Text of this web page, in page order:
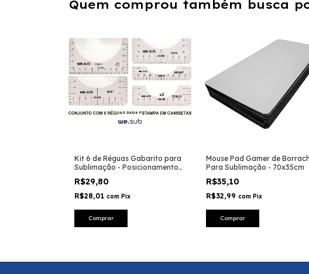
Quem comprou também busca
Kit 6 de Réguas Gabarito para
Sublimação - Posicionamento
Alinhada
R$29,80
R$28,01 com Pix
Mouse Pad Gamer de
Para Sublimação - 70x35cm
R$35,10
R$32,99 com Pix